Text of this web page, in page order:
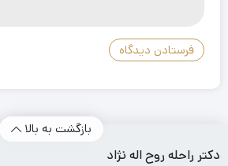
بازگشت به بالا
دکتر راحله روح اله نژاد